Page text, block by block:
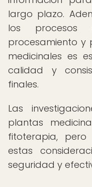
largo plazo.
los procesos
procesamiento y
medicinales es
calidad y
finales.
Las
plantas
fitoterapia,
estas
seguridad y